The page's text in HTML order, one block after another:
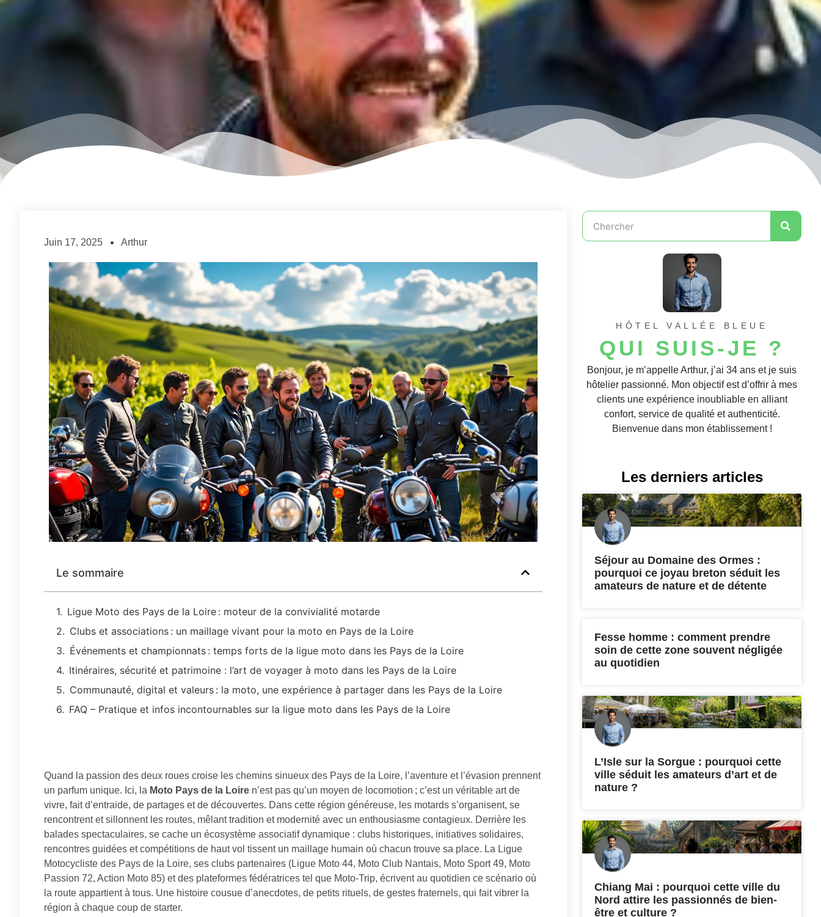
Juin 17, 2025 Arthur
Le sommaire
Ligue Moto des Pays de la Loire : moteur de la convivialité motarde
Clubs et associations : un maillage vivant pour la moto en Pays de la Loire
Événements et championnats : temps forts de la ligue moto dans les Pays de la Loire
Itinéraires, sécurité et patrimoine : l’art de voyager à moto dans les Pays de la Loire
Communauté, digital et valeurs : la moto, une expérience à partager dans les Pays de la Loire
FAQ – Pratique et infos incontournables sur la ligue moto dans les Pays de la Loire
Quand la passion des deux roues croise les chemins sinueux des Pays de la Loire, l’aventure et l’évasion prennent
un parfum unique. Ici, la Moto Pays de la Loire n’est pas qu’un moyen de locomotion ; c’est un véritable art de
vivre, fait d’entraide, de partages et de découvertes. Dans cette région généreuse, les motards s’organisent, se
rencontrent et sillonnent les routes, mêlant tradition et modernité avec un enthousiasme contagieux. Derrière les
balades spectaculaires, se cache un écosystème associatif dynamique : clubs historiques, initiatives solidaires,
rencontres guidées et compétitions de haut vol tissent un maillage humain où chacun trouve sa place. La Ligue
Motocycliste des Pays de la Loire, ses clubs partenaires (Ligue Moto 44, Moto Club Nantais, Moto Sport 49, Moto
Passion 72, Action Moto 85) et des plateformes fédératrices tel que Moto-Trip, écrivent au quotidien ce scénario où
la route appartient à tous. Une histoire cousue d’anecdotes, de petits rituels, de gestes fraternels, qui fait vibrer la
région à chaque coup de starter.
HÔTEL VALLÉE BLEUE
QUI SUIS-JE ?
Bonjour, je m’appelle Arthur, j’ai 34 ans et je suis
hôtelier passionné. Mon objectif est d’offrir à mes
clients une expérience inoubliable en alliant
confort, service de qualité et authenticité.
Bienvenue dans mon établissement !
Les derniers articles
Séjour au Domaine des Ormes :
pourquoi ce joyau breton séduit les
amateurs de nature et de détente
Fesse homme : comment prendre
soin de cette zone souvent négligée
au quotidien
L’Isle sur la Sorgue : pourquoi cette
ville séduit les amateurs d’art et de
nature ?
Chiang Mai : pourquoi cette ville du
Nord attire les passionnés de bien-
être et culture ?